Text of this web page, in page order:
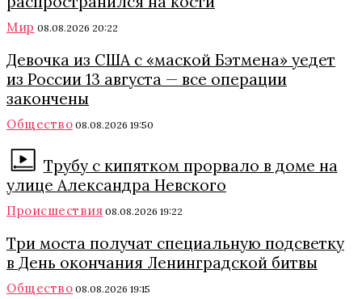
Мир 08.08.2026 20:22
Девочка из США с «маской Бэтмена» уедет
из России 13 августа — все операции
закончены
Общество 08.08.2026 19:50
Трубу с кипятком прорвало в доме на
улице Александра Невского
Происшествия 08.08.2026 19:22
Три моста получат специальную подсветку
в День окончания Ленинградской битвы
Общество 08.08.2026 19:15